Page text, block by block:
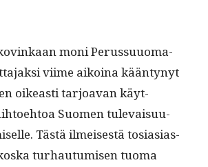
moni Perus­su­uo­ma­
viime aikoina kään­tynyt
oikeasti tar­joa­van käyt­
Suomen tule­vaisu­u­
Tästä ilmeis­es­tä tosi­asi­as­
turhau­tu­misen tuo­ma